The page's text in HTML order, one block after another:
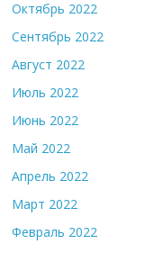
Октябрь 2022
Сентябрь 2022
Август 2022
Июль 2022
Июнь 2022
Май 2022
Апрель 2022
Март 2022
Февраль 2022